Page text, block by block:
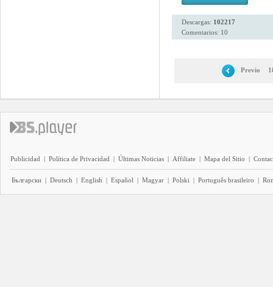
Descargas: 102217
Comentarios: 10
Previo
Publicidad | Política de Privacidad | Últimas Noticias | Affiliate | Mapa del Sitio |
Български | Deutsch | English | Español | Magyar | Polski | Português brasileiro |